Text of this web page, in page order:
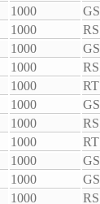
1000 GS
1000 RS
1000 GS
1000 RS
1000 RT
1000 GS
1000 RS
1000 RT
1000 GS
1000 GS
1000 RS